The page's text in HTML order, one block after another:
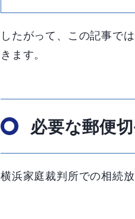
したがって、この記事で
きます。
必要な郵便
横浜家庭裁判所での相続